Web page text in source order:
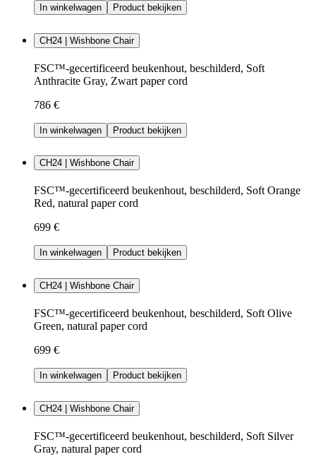
In winkelwagen Product bekijken
CH24 | Wishbone Chair
FSC™-gecertificeerd beukenhout, beschilderd, Soft
Anthracite Gray, Zwart paper cord
786 €
In winkelwagen Product bekijken
CH24 | Wishbone Chair
FSC™-gecertificeerd beukenhout, beschilderd, Soft Orange
Red, natural paper cord
699 €
In winkelwagen Product bekijken
CH24 | Wishbone Chair
FSC™-gecertificeerd beukenhout, beschilderd, Soft Olive
Green, natural paper cord
699 €
In winkelwagen Product bekijken
CH24 | Wishbone Chair
FSC™-gecertificeerd beukenhout, beschilderd, Soft Silver
Gray, natural paper cord